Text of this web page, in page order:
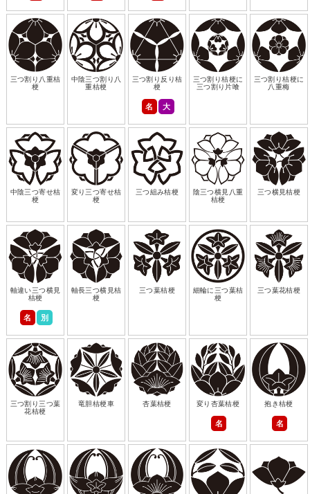
三つ割り八重桔
梗
中陰三つ割り八
重桔梗
三つ割り反り桔
梗
名 大
三つ割り桔梗に
三つ割り片喰
三つ割り桔梗に
八重梅
中陰三つ寄せ桔
梗
変り三つ寄せ桔
梗
三つ組み桔梗
陰三つ横見八重
桔梗
三つ横見桔梗
軸違い三つ横見
桔梗
名 別
軸長三つ横見桔
梗
三つ葉桔梗
細輪に三つ葉桔
梗
三つ葉花桔梗
三つ割り三つ葉
花桔梗
竜胆桔梗車 杏葉桔梗 変り杏葉桔梗
名
抱き桔梗
名